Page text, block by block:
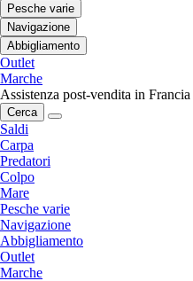
Pesche varie
Navigazione
Abbigliamento
Outlet
Marche
Assistenza post-vendita in Francia
Cerca
Saldi
Carpa
Predatori
Colpo
Mare
Pesche varie
Navigazione
Abbigliamento
Outlet
Marche